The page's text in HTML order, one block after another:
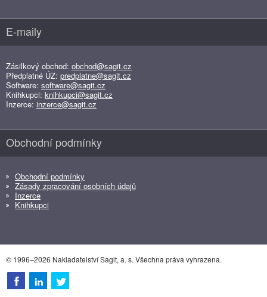
E-maily
Zásilkový obchod: obchod@sagit.cz
Předplatné ÚZ: predplatne@sagit.cz
Software: software@sagit.cz
Knihkupci: knihkupci@sagit.cz
Inzerce: inzerce@sagit.cz
Obchodní podmínky
Obchodní podmínky
Zásady zpracování osobních údajů
Inzerce
Knihkupci
© 1996–2026 Nakladatelství Sagit, a. s. Všechna práva vyhrazena.